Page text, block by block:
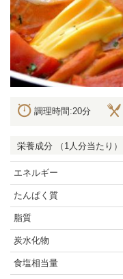
調理時間:20分
栄養成分 （1人分当たり）
エネルギー
たんぱく質
脂質
炭水化物
食塩相当量